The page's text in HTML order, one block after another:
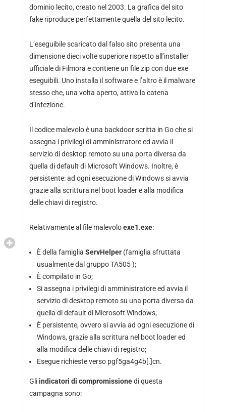
dominio lecito, creato nel 2003. La grafica del sito
fake riproduce perfettamente quella del sito lecito.
L’eseguibile scaricato dal falso sito presenta una
dimensione dieci volte superiore rispetto all’installer
ufficiale di Filmora e contiene un file zip con due exe
eseguibili. Uno installa il software e l’altro è il malware
stesso che, una volta aperto, attiva la catena
d’infezione.
Il codice malevolo è una backdoor scritta in Go che si
assegna i privilegi di amministratore ed avvia il
servizio di desktop remoto su una porta diversa da
quella di default di Microsoft Windows. Inoltre, è
persistente: ad ogni esecuzione di Windows si avvia
grazie alla scrittura nel boot loader e alla modifica
delle chiavi di registro.
Relativamente al file malevoloexe1.exe:
È della famiglia ServHelper(famiglia sfruttata
usualmente dal gruppo TA505 );
È compilato in Go;
Si assegna i privilegi di amministratore ed avvia il
servizio di desktop remoto su una porta diversa da
quella di default di Microsoft Windows;
È persistente, ovvero si avvia ad ogni esecuzione di
Windows, grazie alla scrittura nel boot loader ed
alla modifica delle chiavi di registro;
Esegue richieste verso pgf5ga4g4b[.]cn.
Gliindicatori di compromissionedi questa
campagna sono: